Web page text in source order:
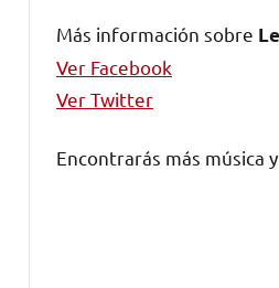
Más información sobre
Ver Facebook
Ver Twitter
Encontrarás más música